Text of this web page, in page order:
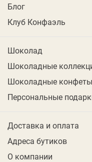
Блог
Клуб Конфаэль
Шоколад
Шоколадные
Шоколадные конфеты
Персональные
Доставка и оплата
Адреса бутиков
О компании